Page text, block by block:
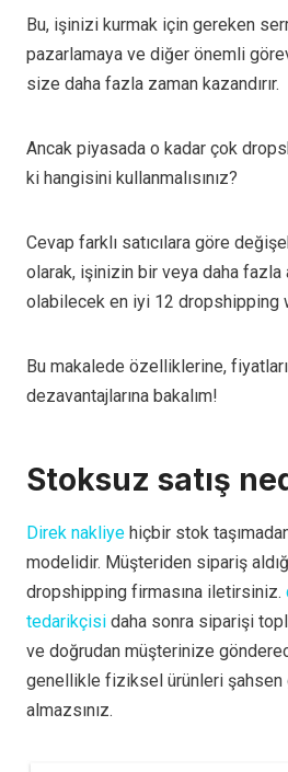
Bu, işinizi kurmak için gereken
pazarlamaya ve diğer önemli
size daha fazla zaman kazandırır.
Ancak piyasada o kadar çok
ki hangisini kullanmalısınız?
Cevap farklı satıcılara göre
olarak, işinizin bir veya daha fazla
olabilecek en iyi 12 dropshipping
Bu makalede özelliklerine,
dezavantajlarına bakalım!
Stoksuz satış
Direk nakliye hiçbir stok
modelidir. Müşteriden sipariş
dropshipping firmasına iletirsiniz.
tedarikçisi daha sonra siparişi
ve doğrudan müşterinize
genellikle fiziksel ürünleri
almazsınız.